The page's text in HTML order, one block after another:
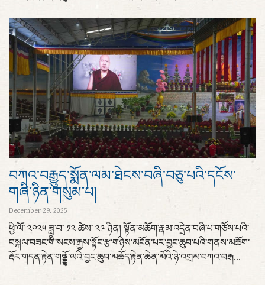
བཀའ་བརྒྱུད་སྨོན་ལམ་ཐེངས་བཞི་བཅུ་པའི་དངོས་
གཞི་ཉིན་གསུམ་པ།
December 29, 2025
ཕྱི་ལོ་ ༢༠༢༥ ཟླ་བ་ ༡༢ ཚེས་ ༢༩ ཉིན། སྟོན་མཆོག་རྣམ་འདྲེན་བཞི་པ་གཙོས་པའི་
བསྐལ་བཟང་གིི་སངས་རྒྱས་སྟོང་རྩ་གཉིས་མངོན་པར་བྱང་ཆུབ་པའི་གནས་མཆོག་
རྡོར་གདན་རྟེན་གནྡྷོ་ལའི་བྱང་ཆུབ་མཆོད་རྟེན་ཆེན་མོའི་ཉེ་འགྲམ་བཀའ་བརྒ...